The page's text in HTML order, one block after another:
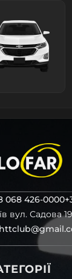
068 426-0000
вул. Садова